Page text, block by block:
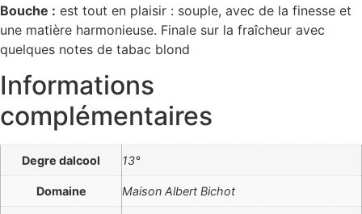
Bouche : est tout en plaisir : souple, avec de la finesse et
une matière harmonieuse. Finale sur la fraîcheur avec
quelques notes de tabac blond
Informations
complémentaires
Degre dalcool 13°
Domaine Maison Albert Bichot